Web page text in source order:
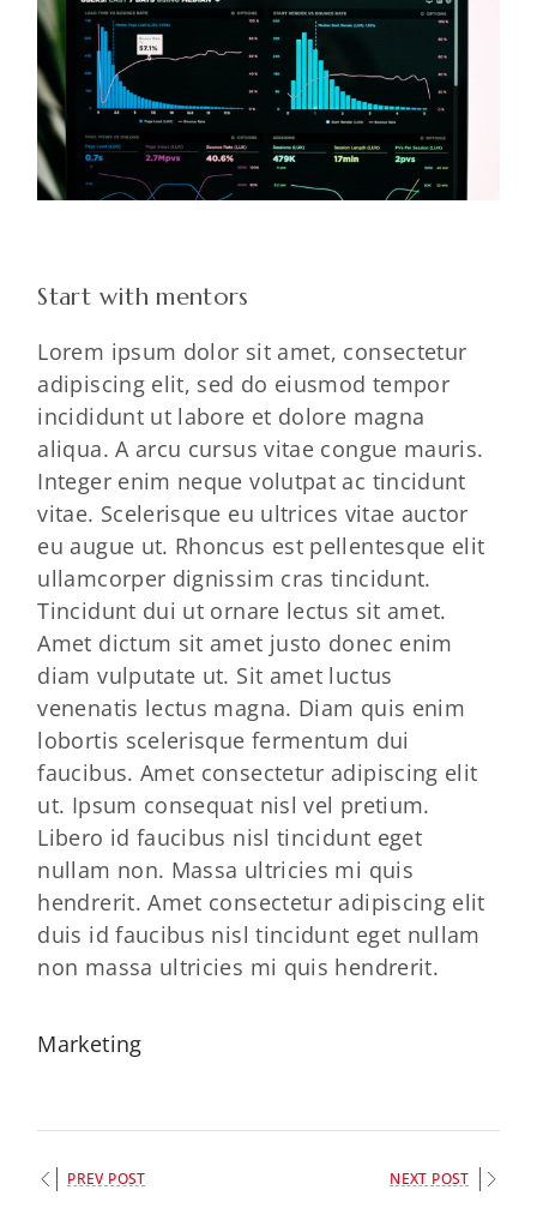
Start with mentors
Lorem ipsum dolor sit amet, consectetur
adipiscing elit, sed do eiusmod tempor
incididunt ut labore et dolore magna
aliqua. A arcu cursus vitae congue mauris.
Integer enim neque volutpat ac tincidunt
vitae. Scelerisque eu ultrices vitae auctor
eu augue ut. Rhoncus est pellentesque elit
ullamcorper dignissim cras tincidunt.
Tincidunt dui ut ornare lectus sit amet.
Amet dictum sit amet justo donec enim
diam vulputate ut. Sit amet luctus
venenatis lectus magna. Diam quis enim
lobortis scelerisque fermentum dui
faucibus. Amet consectetur adipiscing elit
ut. Ipsum consequat nisl vel pretium.
Libero id faucibus nisl tincidunt eget
nullam non. Massa ultricies mi quis
hendrerit. Amet consectetur adipiscing elit
duis id faucibus nisl tincidunt eget nullam
non massa ultricies mi quis hendrerit.
Marketing
PREV POST NEXT POST